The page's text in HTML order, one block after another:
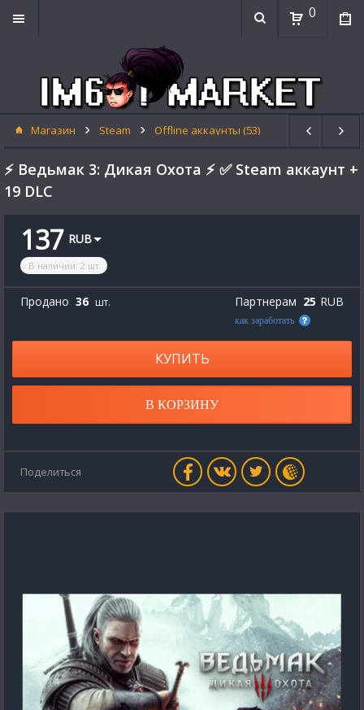
0
Магазин Steam Offline аккаунты (53)
⚡ Ведьмак 3: Дикая Охота ⚡ ✅ Steam аккаунт +
19 DLC
137 RUB
В наличии: 2 шт
Продано 36 шт. Партнерам 25 RUB
как заработать
КУПИТЬ
В КОРЗИНУ
Поделиться